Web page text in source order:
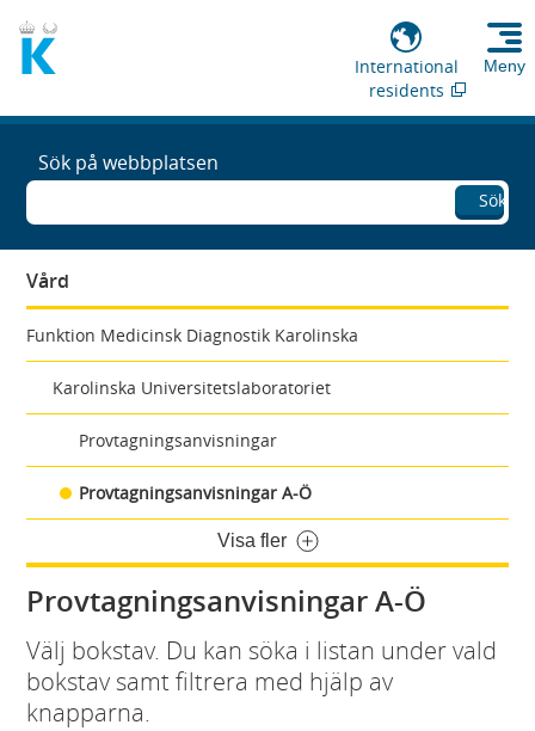
International
residents
Meny
Sök på webbplatsen
Sök
Vård
Funktion Medicinsk Diagnostik Karolinska
Karolinska Universitetslaboratoriet
Provtagningsanvisningar
Provtagningsanvisningar A-Ö
Visa fler
Provtagningsanvisningar A-Ö
Välj bokstav. Du kan söka i listan under vald
bokstav samt filtrera med hjälp av
knapparna.